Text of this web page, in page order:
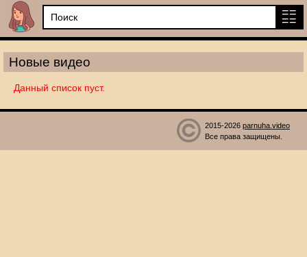
Новые видео
Данный список пуст.
2015-2026 parnuha.video
Все права защищены.